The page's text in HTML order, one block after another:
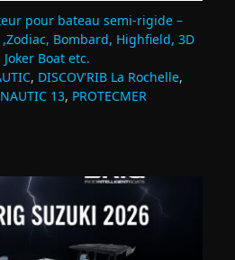
pour bateau semi‑rigide –
Bombard, Highfield, 3D
Boat etc.
, DISCOV'RIB La Rochelle,
NAUTIC 13, PROTECMER